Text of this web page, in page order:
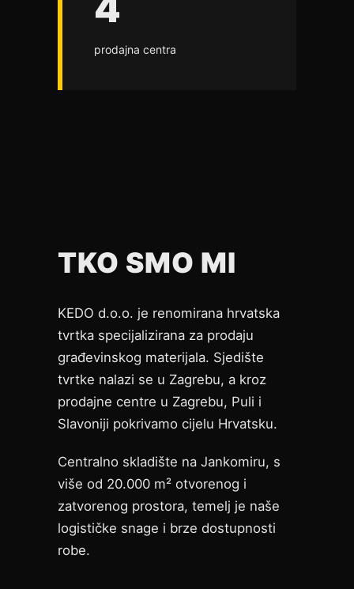
prodajna centra
TKO SMO MI
KEDO d.o.o. je renomirana hrvatska
tvrtka specijalizirana za prodaju
građevinskog materijala. Sjedište
tvrtke nalazi se u Zagrebu, a kroz
prodajne centre u Zagrebu, Puli i
Slavoniji pokrivamo cijelu Hrvatsku.
Centralno skladište na Jankomiru, s
više od 20.000 m² otvorenog i
zatvorenog prostora, temelj je naše
logističke snage i brze dostupnosti
robe.